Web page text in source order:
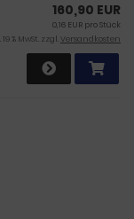
160,90 EUR
0,16 EUR pro Stück
% MwSt. zzgl.Versandkosten